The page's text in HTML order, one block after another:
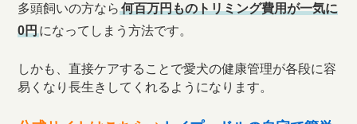
多頭飼いの方なら何百万円ものトリミング費用が一気に
0円になってしまう方法です。
しかも、直接ケアすることで愛犬の健康管理が各段に容
易くなり長生きしてくれるようになります。